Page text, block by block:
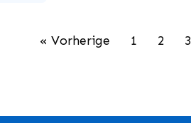
« Vorherige 1 2 3